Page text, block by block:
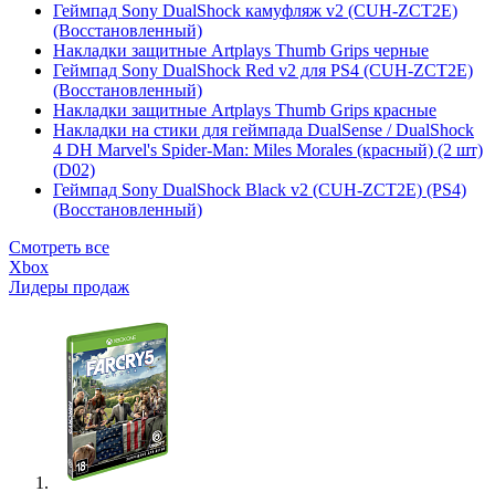
Геймпад Sony DualShock камуфляж v2 (CUH-ZCT2E)
(Восстановленный)
Накладки защитные Artplays Thumb Grips черные
Геймпад Sony DualShock Red v2 для PS4 (CUH-ZCT2E)
(Восстановленный)
Накладки защитные Artplays Thumb Grips красные
Накладки на стики для геймпада DualSense / DualShock
4 DH Marvel's Spider-Man: Miles Morales (красный) (2 шт)
(D02)
Геймпад Sony DualShock Black v2 (CUH-ZCT2E) (PS4)
(Восстановленный)
Смотреть все
Xbox
Лидеры продаж